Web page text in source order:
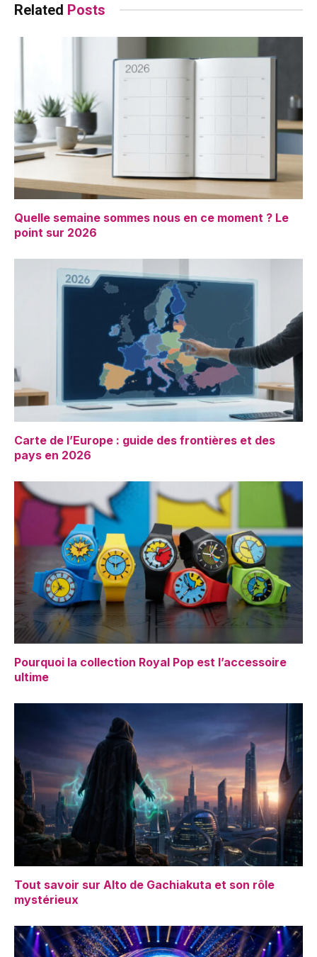
Related Posts
Quelle semaine sommes nous en ce moment ? Le
point sur 2026
Carte de l’Europe : guide des frontières et des
pays en 2026
Pourquoi la collection Royal Pop est l’accessoire
ultime
Tout savoir sur Alto de Gachiakuta et son rôle
mystérieux